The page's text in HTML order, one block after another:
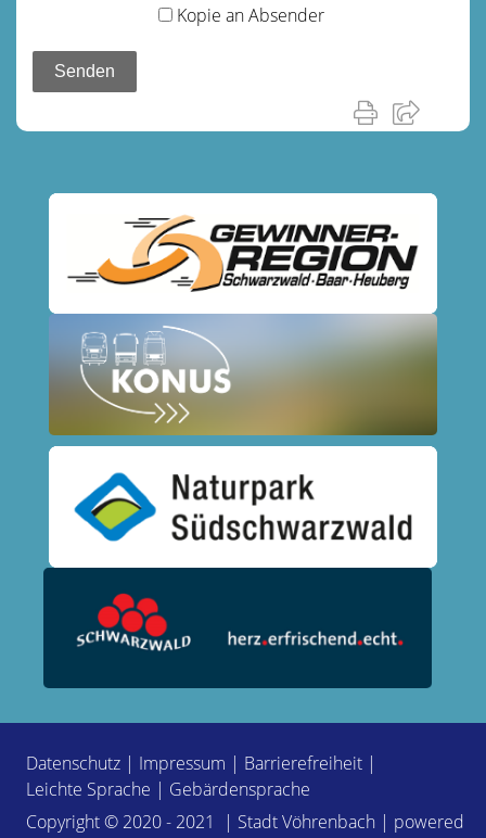
Kopie an Absender
Datenschutz | Impressum | Barrierefreiheit |
Leichte Sprache | Gebärdensprache
Copyright © 2020 - 2021 | Stadt Vöhrenbach | powered